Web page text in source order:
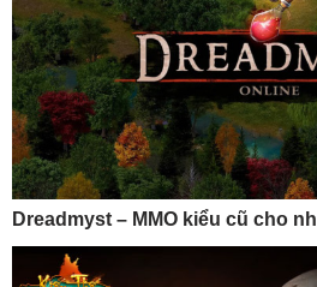
Dreadmyst – MMO kiểu cũ cho